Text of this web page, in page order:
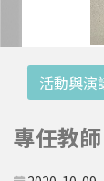
活動與演
專任教